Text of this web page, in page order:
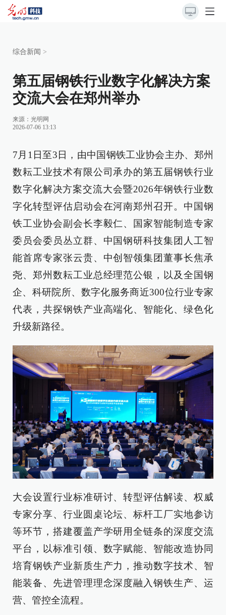
综合新闻 >
第五届钢铁行业数字化解决方案
交流大会在郑州举办
来源： 光明网
2026-07-06 13:13
7月1日至3日，由中国钢铁工业协会主办、郑州
数耘工业技术有限公司承办的第五届钢铁行业
数字化解决方案交流大会暨2026年钢铁行业数
字化转型评估启动会在河南郑州召开。中国钢
铁工业协会副会长李毅仁、国家智能制造专家
委员会委员丛立群、中国钢研科技集团人工智
能首席专家张云贵、中创智领集团董事长焦承
尧、郑州数耘工业总经理范公银，以及全国钢
企、科研院所、数字化服务商近300位行业专家
代表，共探钢铁产业高端化、智能化、绿色化
升级新路径。
大会设置行业标准研讨、转型评估解读、权威
专家分享、行业圆桌论坛、标杆工厂实地参访
等环节，搭建覆盖产学研用全链条的深度交流
平台，以标准引领、数字赋能、智能改造协同
培育钢铁产业新质生产力，推动数字技术、智
能装备、先进管理理念深度融入钢铁生产、运
营、管控全流程。